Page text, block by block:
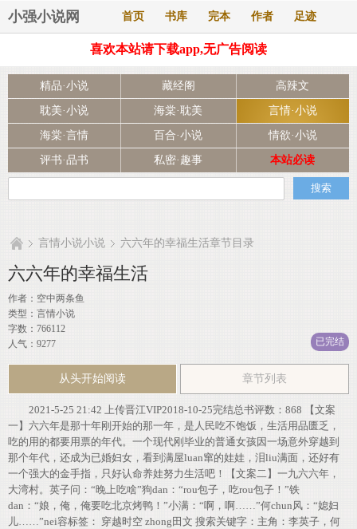
小强小说网 首页 书库 完本 作者 足迹
喜欢本站请下载app,无广告阅读
精品·小说 藏经阁 高辣文
耽美·小说 海棠·耽美 言情·小说
海棠·言情 百合·小说 情欲·小说
评书·品书 私密·趣事 本站必读
言情小说小说 六六年的幸福生活章节目录
六六年的幸福生活
作者： 空中两条鱼
类型：言情小说
字数：766112
人气：9277
已完结
从头开始阅读 章节列表
2021-5-25 21:42 上传晋江VIP2018-10-25完结总书评数：868 【文案
一】六六年是那十年刚开始的那一年，是人民吃不饱饭，生活用品匮乏，
吃的用的都要用票的年代。一个现代刚毕业的普通女孩因一场意外穿越到
那个年代，还成为已婚妇女，看到满屋luan窜的娃娃，泪liu满面，还好有
一个强大的金手指，只好认命养娃努力生活吧！【文案二】一九六六年，
大湾村。英子问：“晚上吃啥”狗dan：“rou包子，吃rou包子！”铁
dan：“娘，俺，俺要吃北京烤鸭！”小满：“啊，啊……”何chun风：“媳妇
儿……”nei容标签： 穿越时空 zhong田文 搜索关键字：主角：李英子，何